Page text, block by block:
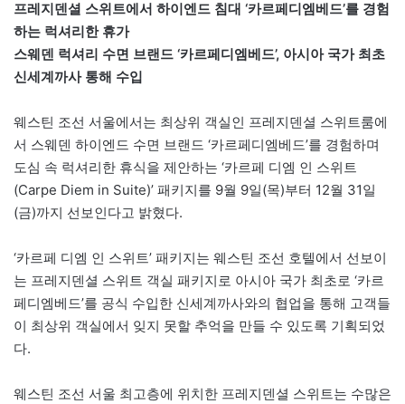
프레지덴셜 스위트에서 하이엔드 침대 ‘카르페디엠베드’를 경험
하는 럭셔리한 휴가
스웨덴 럭셔리 수면 브랜드 ‘카르페디엠베드’, 아시아 국가 최초
신세계까사 통해 수입
웨스틴 조선 서울에서는 최상위 객실인 프레지덴셜 스위트룸에
서 스웨덴 하이엔드 수면 브랜드 ‘카르페디엠베드’를 경험하며
도심 속 럭셔리한 휴식을 제안하는 ‘카르페 디엠 인 스위트
(Carpe Diem in Suite)’ 패키지를 9월 9일(목)부터 12월 31일
(금)까지 선보인다고 밝혔다.
‘카르페 디엠 인 스위트’ 패키지는 웨스틴 조선 호텔에서 선보이
는 프레지덴셜 스위트 객실 패키지로 아시아 국가 최초로 ‘카르
페디엠베드’를 공식 수입한 신세계까사와의 협업을 통해 고객들
이 최상위 객실에서 잊지 못할 추억을 만들 수 있도록 기획되었
다.
웨스틴 조선 서울 최고층에 위치한 프레지덴셜 스위트는 수많은